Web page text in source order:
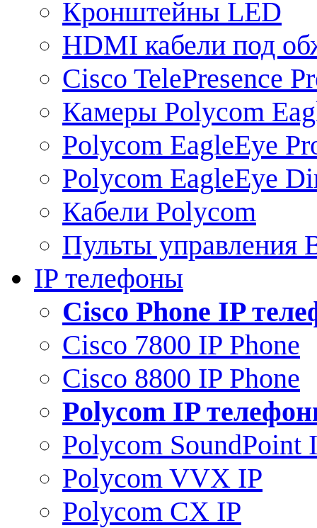
Кронштейны LED
HDMI кабели под
Cisco TelePresence
Камеры Polycom
Polycom EagleEye
Polycom EagleEye
Кабели Polycom
Пульты управления
IP телефоны
Сisco Phone IP
Cisco 7800 IP Phone
Cisco 8800 IP Phone
Polycom IP
Polycom SoundPoint
Polycom VVX IP
Polycom CX IP